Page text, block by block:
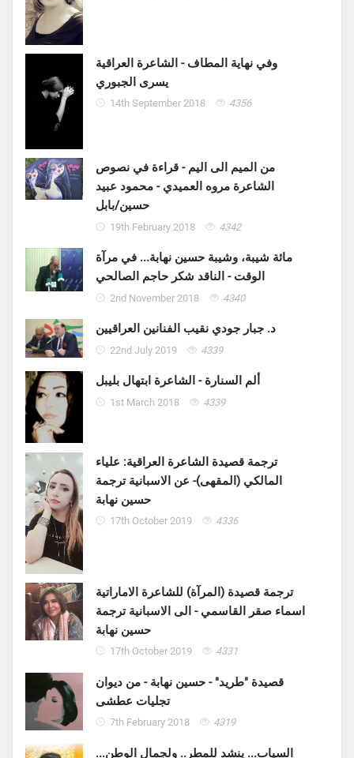
وفي نهاية المطاف - الشاعرة العراقية
يسرى الجبوري
14th September 2018 4356
من الميم الى اليم - قراءة في نصوص
الشاعرة مروه العميدي - محمود عبيد
حسين/بابل
19th February 2018 4342
مائة شيبة، وشيبة حسين نهابة... في مرآة
الوقت - الناقد شكر حاجم الصالحي
2nd November 2018 4340
د. جبار جودي نقيب الفنانين العراقيين
22nd July 2019 4339
ألم السنارة - الشاعرة ابتهال بليبل
1st March 2018 4339
ترجمة قصيدة الشاعرة العراقية: علياء
المالكي (المقهى)- عن الاسبانية ترجمة
حسين نهابة
17th October 2019 4336
ترجمة قصيدة (المرآة) للشاعرة الاماراتية
اسماء صقر القاسمي - الى الاسبانية ترجمة
حسين نهابة
17th October 2019 4331
قصيدة "طريد" - حسين نهابة - من ديوان
تجليات عطشى
7th February 2018 4319
السياب... ينشد للمطر.. ولجمال الوطن...